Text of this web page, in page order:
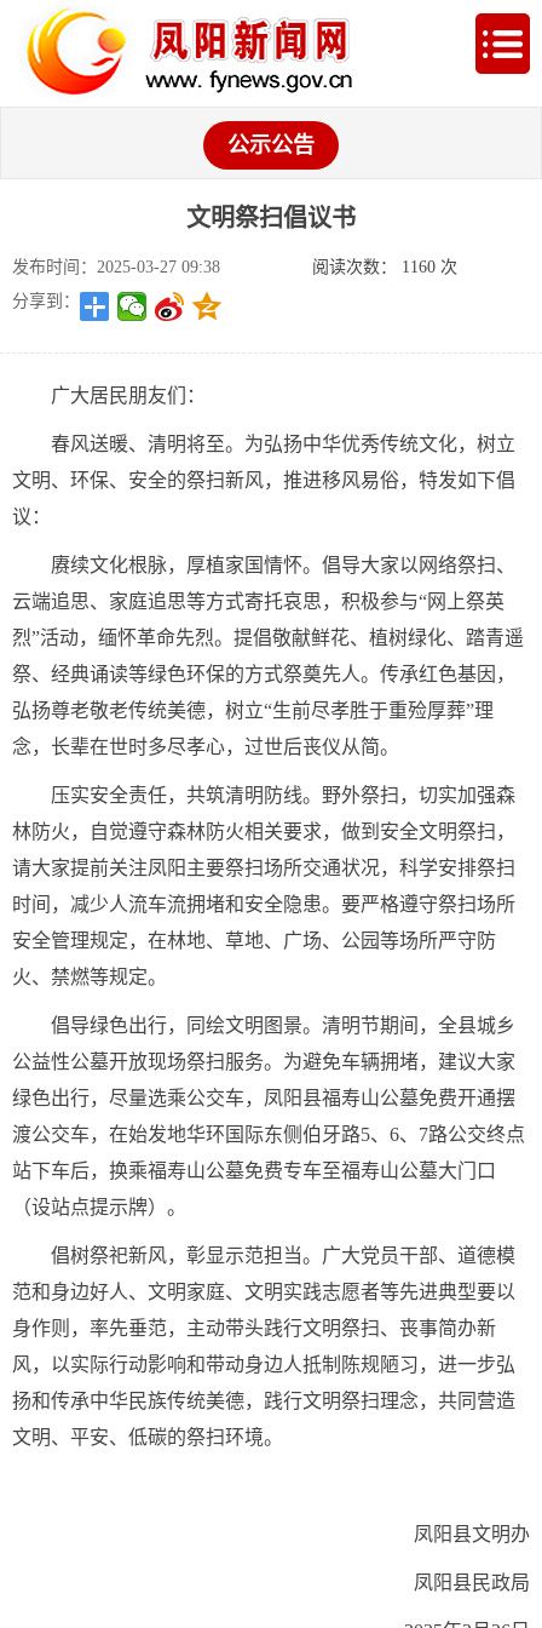
公示公告
文明祭扫倡议书
发布时间：2025-03-27 09:38 阅读次数： 1160次
分享到：
广大居民朋友们：
春风送暖、清明将至。为弘扬中华优秀传统文化，树立
文明、环保、安全的祭扫新风，推进移风易俗，特发如下倡
议：
赓续文化根脉，厚植家国情怀。倡导大家以网络祭扫、
云端追思、家庭追思等方式寄托哀思，积极参与“网上祭英
烈”活动，缅怀革命先烈。提倡敬献鲜花、植树绿化、踏青遥
祭、经典诵读等绿色环保的方式祭奠先人。传承红色基因，
弘扬尊老敬老传统美德，树立“生前尽孝胜于重殓厚葬”理
念，长辈在世时多尽孝心，过世后丧仪从简。
压实安全责任，共筑清明防线。野外祭扫，切实加强森
林防火，自觉遵守森林防火相关要求，做到安全文明祭扫，
请大家提前关注凤阳主要祭扫场所交通状况，科学安排祭扫
时间，减少人流车流拥堵和安全隐患。要严格遵守祭扫场所
安全管理规定，在林地、草地、广场、公园等场所严守防
火、禁燃等规定。
倡导绿色出行，同绘文明图景。清明节期间，全县城乡
公益性公墓开放现场祭扫服务。为避免车辆拥堵，建议大家
绿色出行，尽量选乘公交车，凤阳县福寿山公墓免费开通摆
渡公交车，在始发地华环 国际东侧伯牙路5、6、7路公交终点
站下车后，换乘福寿山公墓免费专车至福寿山公墓大门口
（设站点提示牌）。
倡树祭祀新风，彰显示范担当。广大党员干部、道德模
范和身边好人、文明家庭、文明实践志愿者等先进典型要以
身作则，率先垂范，主动带头践行文明祭扫、丧事简办新
风，以实际行动影响和带动身边人抵制陈规陋习，进一步弘
扬和传承中华民族传统美德，践行文明祭扫理念，共同营造
文明、平安、低碳的祭扫环境。
凤阳县文明办
凤阳县民政局